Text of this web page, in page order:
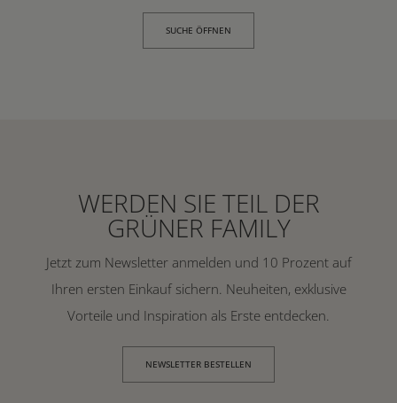
SUCHE ÖFFNEN
WERDEN SIE TEIL DER
GRÜNER FAMILY
Jetzt zum Newsletter anmelden und 10 Prozent auf
Ihren ersten Einkauf sichern. Neuheiten, exklusive
Vorteile und Inspiration als Erste entdecken.
NEWSLETTER BESTELLEN